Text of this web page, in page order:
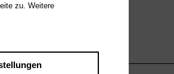
zu. Weitere